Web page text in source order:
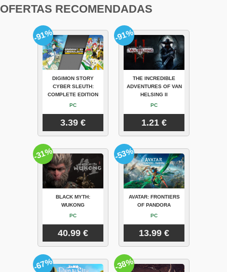
OFERTAS RECOMENDADAS
DIGIMON STORY
CYBER SLEUTH:
COMPLETE EDITION
PC
3.39 €
-91%
THE INCREDIBLE
ADVENTURES OF VAN
HELSING II
PC
1.21 €
-91%
BLACK MYTH:
WUKONG
PC
40.99 €
-31%
AVATAR: FRONTIERS
OF PANDORA
PC
13.99 €
-53%
-67% -38%